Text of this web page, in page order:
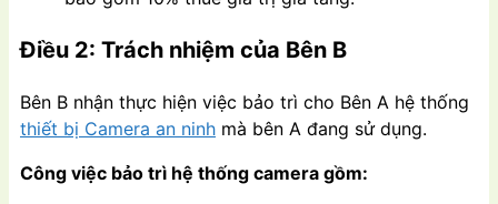
Điều 2: Trách nhiệm của Bên B
Bên B nhận thực hiện việc bảo trì cho Bên A hệ thống
thiết bị Camera an ninh mà bên A đang sử dụng.
Công việc bảo trì hệ thống camera gồm: